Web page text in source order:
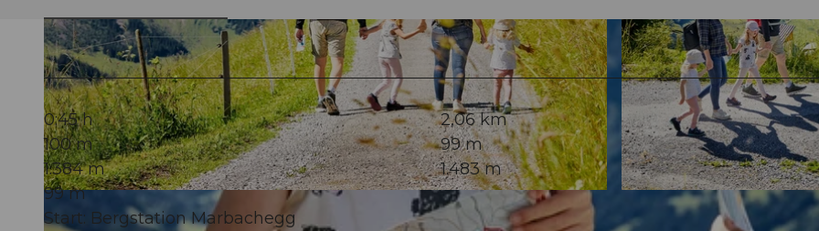
© Beat Brechbühl, UNESCO Biosphäre Entlebuch © Beat Brechbühl, UNESCO Biosphäre Entlebuch
0:45 h
2,06 km
100 m
99 m
1.384 m
1.483 m
99 m
Start: Bergstation Marbachegg